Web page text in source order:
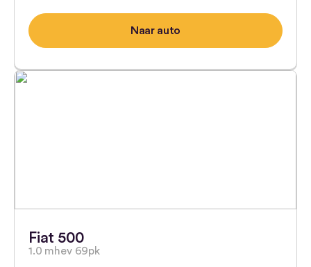
Naar auto
Fiat 500
1.0 mhev 69pk